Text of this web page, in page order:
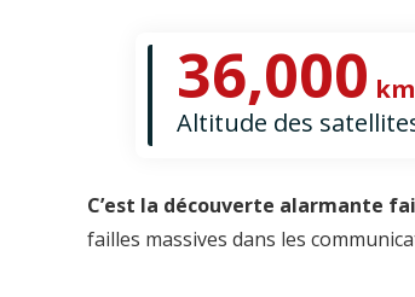
36,000 km
Altitude des
C’est la découverte alarmante
failles massives dans les